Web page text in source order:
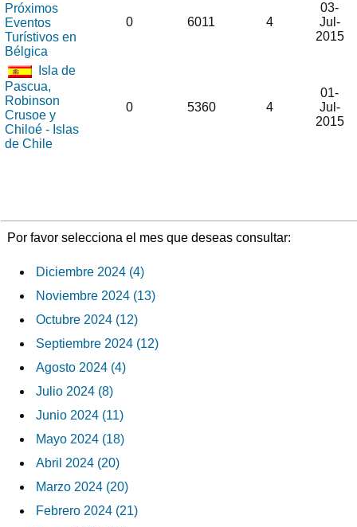
Próximos
Eventos
Turístivos en
Bélgica
0 6011 4
03-
Jul-
2015
Isla de
Pascua,
Robinson
Crusoe y
Chiloé - Islas
de Chile
0 5360 4
01-
Jul-
2015
Por favor selecciona el mes que deseas consultar:
Diciembre 2024 (4)
Noviembre 2024 (13)
Octubre 2024 (12)
Septiembre 2024 (12)
Agosto 2024 (4)
Julio 2024 (8)
Junio 2024 (11)
Mayo 2024 (18)
Abril 2024 (20)
Marzo 2024 (20)
Febrero 2024 (21)